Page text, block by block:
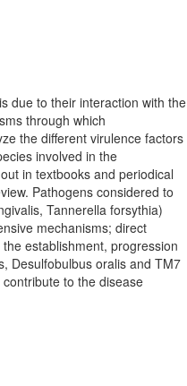
due to their interaction with the
through which
the different virulence factors
involved in the
in textbooks and periodical
Pathogens considered to
Tannerella forsythia)
mechanisms; direct
establishment, progression
Desulfobulbus oralis and TM7
to the disease